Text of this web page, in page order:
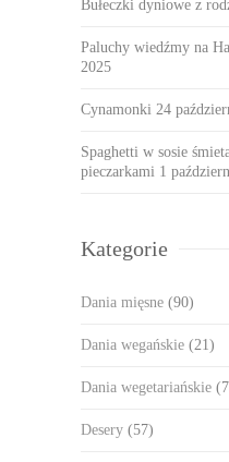
Bułeczki dyniowe z
Paluchy wiedźmy na
2025
Cynamonki 24
Spaghetti w sosie
pieczarkami 1
Kategorie
Dania mięsne (90)
Dania wegańskie (21)
Dania wegetariańskie
Desery (57)